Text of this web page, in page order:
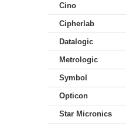
Cino
Cipherlab
Datalogic
Metrologic
Symbol
Opticon
Star Micronics